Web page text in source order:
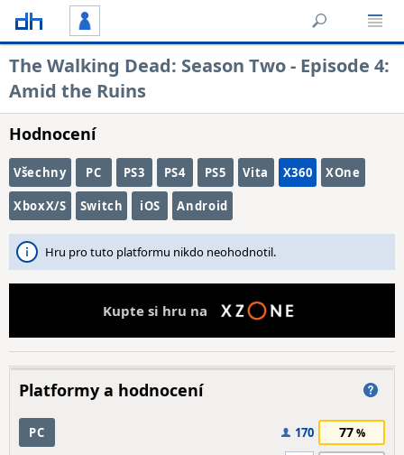
The Walking Dead: Season Two - Episode 4:
Amid the Ruins
Hodnocení
Všechny PC PS3 PS4 PS5 Vita X360 XOne
XboxX/S Switch iOS Android
Hru pro tuto platformu nikdo neohodnotil.
Kupte si hru na
Platformy a hodnocení
PC 170 77